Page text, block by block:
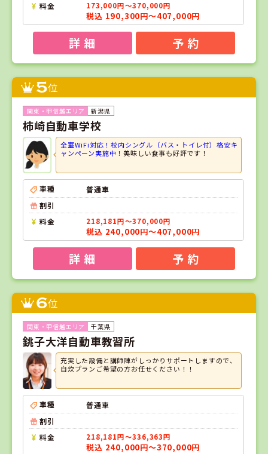
料金
173,000円～370,000円
税込 190,300円～407,000円
詳 細 予 約
5位
新潟県
柿崎自動車学校
全室WiFi対応！校内シングル（バス・トイレ付）格安キ
ャンペーン実施中！美味しい食事も好評です！
車種
普通車
割引
料金
218,181円～370,000円
税込 240,000円～407,000円
詳 細 予 約
6位
千葉県
銚子大洋自動車教習所
充実した設備と講師陣がしっかりサポートしますので、
自炊プランご希望の方お任せください！！
車種
普通車
割引
料金
218,181円～336,363円
税込 240,000円～370,000円